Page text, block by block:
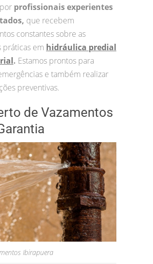
profissionais experientes
que recebem
constantes sobre as
práticas em hidráulica predial
. Estamos prontos para
e também realizar
preventivas.
de Vazamentos
Ibirapuera